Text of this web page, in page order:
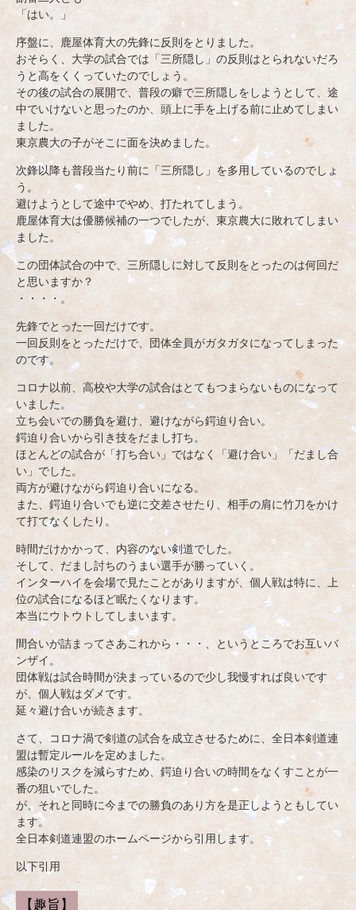
「はい。」
序盤に、鹿屋体育大の先鋒に反則をとりました。
おそらく、大学の試合では「三所隠し」の反則はとられないだろ
うと高をくくっていたのでしょう。
その後の試合の展開で、普段の癖で三所隠しをしようとして、途
中でいけないと思ったのか、頭上に手を上げる前に止めてしまい
ました。
東京農大の子がそこに面を決めました。
次鋒以降も普段当たり前に「三所隠し」を多用しているのでしょ
う。
避けようとして途中でやめ、打たれてしまう。
鹿屋体育大は優勝候補の一つでしたが、東京農大に敗れてしまい
ました。
この団体試合の中で、三所隠しに対して反則をとったのは何回だ
と思いますか？
・・・・。
先鋒でとった一回だけです。
一回反則をとっただけで、団体全員がガタガタになってしまった
のです。
コロナ以前、高校や大学の試合はとてもつまらないものになって
いました。
立ち会いでの勝負を避け、避けながら鍔迫り合い。
鍔迫り合いから引き技をだまし打ち。
ほとんどの試合が「打ち合い」ではなく「避け合い」「だまし合
い」でした。
両方が避けながら鍔迫り合いになる。
また、鍔迫り合いでも逆に交差させたり、相手の肩に竹刀をかけ
て打てなくしたり。
時間だけかかって、内容のない剣道でした。
そして、だまし討ちのうまい選手が勝っていく。
インターハイを会場で見たことがありますが、個人戦は特に、上
位の試合になるほど眠たくなります。
本当にウトウトしてしまいます。
間合いが詰まってさあこれから・・・、というところでお互いバ
ンザイ。
団体戦は試合時間が決まっているので少し我慢すれば良いです
が、個人戦はダメです。
延々避け合いが続きます。
さて、コロナ渦で剣道の試合を成立させるために、全日本剣道連
盟は暫定ルールを定めました。
感染のリスクを減らすため、鍔迫り合いの時間をなくすことが一
番の狙いでした。
が、それと同時に今までの勝負のあり方を是正しようともしてい
ます。
全日本剣道連盟のホームページから引用します。
以下引用
【趣旨】